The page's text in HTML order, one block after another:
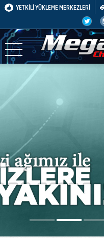
YETKİLİ YÜKLEME MERKEZLERİ